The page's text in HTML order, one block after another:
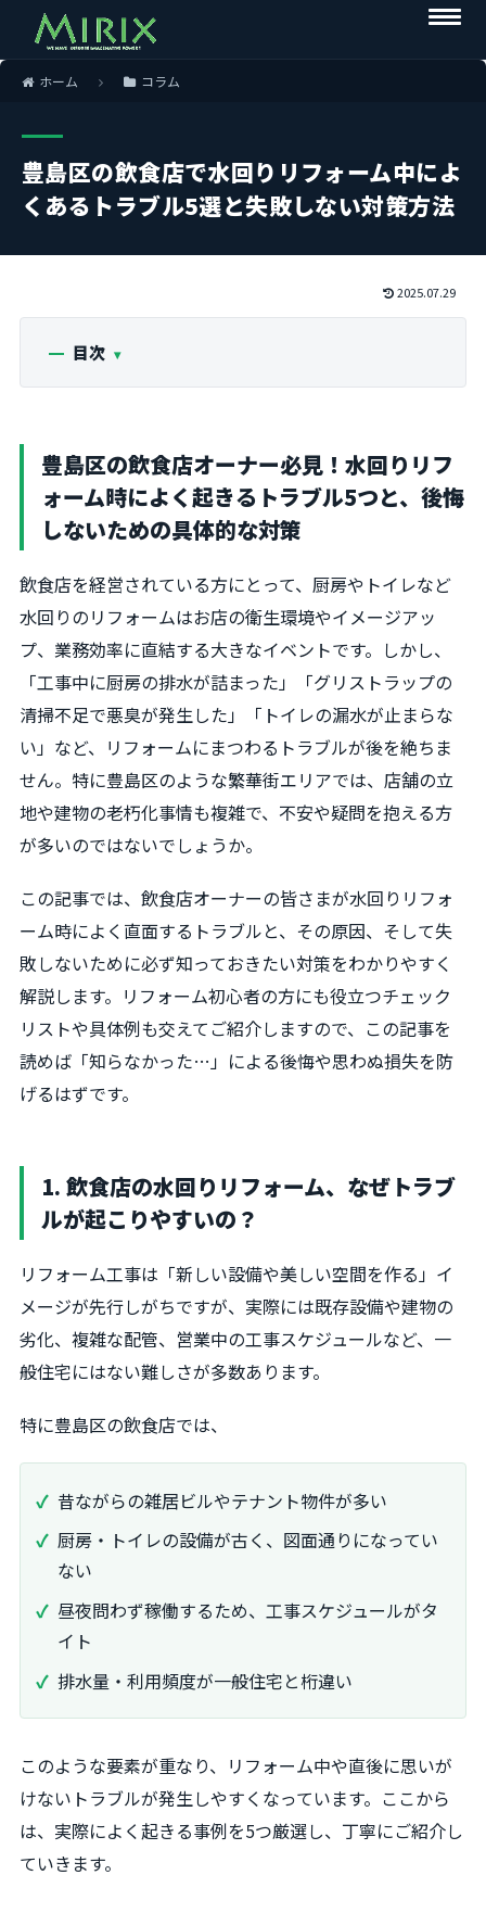
ホーム コラム
豊島区の飲食店で水回りリフォーム中によ
くあるトラブル5選と失敗しない対策方法
2025.07.29
目次
豊島区の飲食店オーナー必見！水回りリフ
ォーム時によく起きるトラブル5つと、後悔
しないための具体的な対策
飲食店を経営されている方にとって、厨房やトイレなど
水回りのリフォームはお店の衛生環境やイメージアッ
プ、業務効率に直結する大きなイベントです。しかし、
「工事中に厨房の排水が詰まった」「グリストラップの
清掃不足で悪臭が発生した」「トイレの漏水が止まらな
い」など、リフォームにまつわるトラブルが後を絶ちま
せん。特に豊島区のような繁華街エリアでは、店舗の立
地や建物の老朽化事情も複雑で、不安や疑問を抱える方
が多いのではないでしょうか。
この記事では、飲食店オーナーの皆さまが水回りリフォ
ーム時によく直面するトラブルと、その原因、そして失
敗しないために必ず知っておきたい対策をわかりやすく
解説します。リフォーム初心者の方にも役立つチェック
リストや具体例も交えてご紹介しますので、この記事を
読めば「知らなかった…」による後悔や思わぬ損失を防
げるはずです。
1. 飲食店の水回りリフォーム、なぜトラブ
ルが起こりやすいの？
リフォーム工事は「新しい設備や美しい空間を作る」イ
メージが先行しがちですが、実際には既存設備や建物の
劣化、複雑な配管、営業中の工事スケジュールなど、一
般住宅にはない難しさが多数あります。
特に豊島区の飲食店では、
昔ながらの雑居ビルやテナント物件が多い
厨房・トイレの設備が古く、図面通りになってい
ない
昼夜問わず稼働するため、工事スケジュールがタ
イト
排水量・利用頻度が一般住宅と桁違い
このような要素が重なり、リフォーム中や直後に思いが
けないトラブルが発生しやすくなっています。ここから
は、実際によく起きる事例を5つ厳選し、丁寧にご紹介し
ていきます。